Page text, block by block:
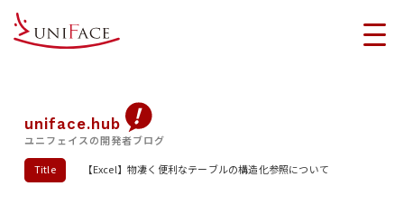
uniface.hub
ユニフェイスの開発者ブログ
Title 【Excel】物凄く便利なテーブルの構造化参照について